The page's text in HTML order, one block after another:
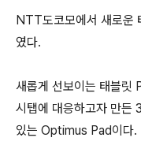
NTT도코모에서 새로운
였다.
새롭게 선보이는 태블릿
시탭에 대응하고자 만든
있는 Optimus Pad이다.